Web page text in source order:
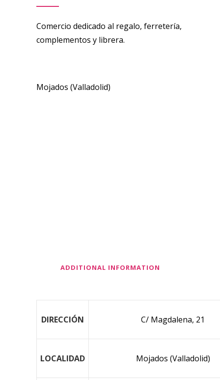
Comercio dedicado al regalo, ferretería,
complementos y librera.
Mojados (Valladolid)
ADDITIONAL INFORMATION
DIRECCIÓN C/ Magdalena, 21
LOCALIDAD Mojados (Valladolid)